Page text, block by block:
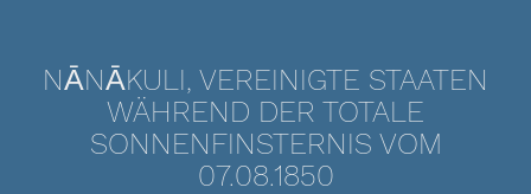
NĀNĀKULI, VEREINIGTE STAATEN
WÄHREND DER TOTALE
SONNENFINSTERNIS VOM
07.08.1850